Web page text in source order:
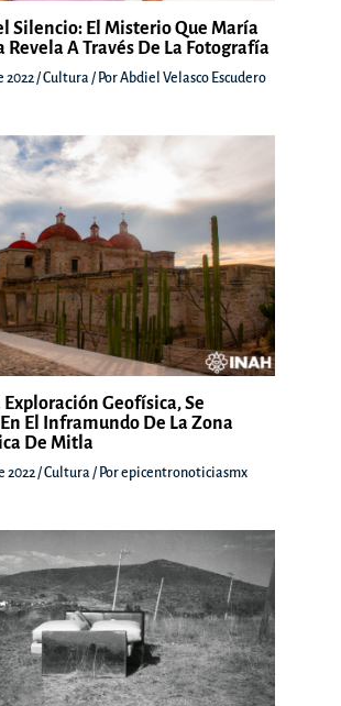
Silencio: El Misterio Que María
Revela A Través De La Fotografía
2022/Cultura / PorAbdiel Velasco Escudero
Exploración Geofísica, Se
El Inframundo De La Zona
De Mitla
2022 /Cultura / Porepicentronoticiasmx